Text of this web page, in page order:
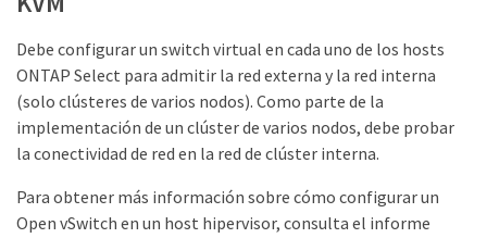
Debe configurar un switch virtual en cada uno de los hosts
ONTAP Select para admitir la red externa y la red interna
(solo clústeres de varios nodos). Como parte de la
implementación de un clúster de varios nodos, debe probar
la conectividad de red en la red de clúster interna.
Para obtener más información sobre cómo configurar un
Open vSwitch en un host hipervisor, consulta el informe